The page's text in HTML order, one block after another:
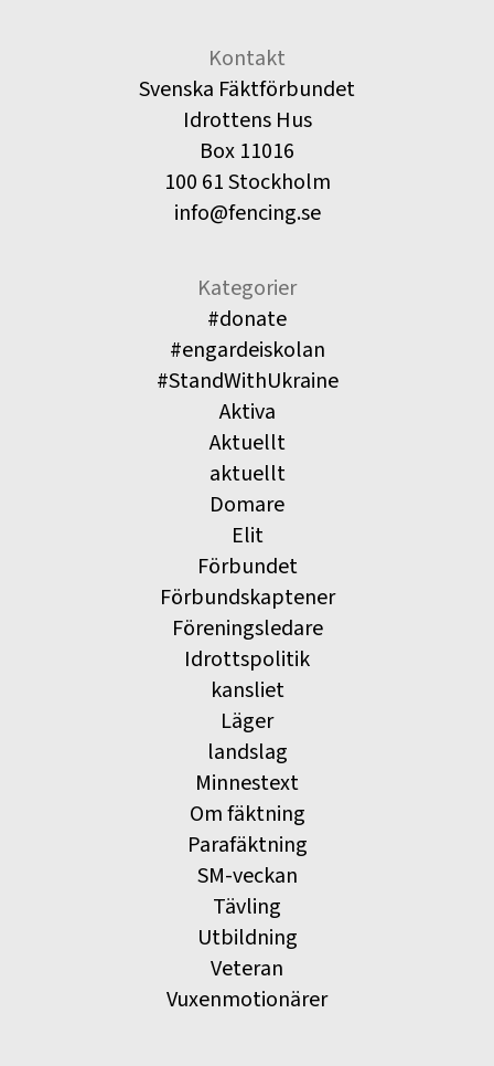
Kontakt
Svenska Fäktförbundet
Idrottens Hus
Box 11016
100 61 Stockholm
info@fencing.se
Kategorier
#donate
#engardeiskolan
#StandWithUkraine
Aktiva
Aktuellt
aktuellt
Domare
Elit
Förbundet
Förbundskaptener
Föreningsledare
Idrottspolitik
kansliet
Läger
landslag
Minnestext
Om fäktning
Parafäktning
SM-veckan
Tävling
Utbildning
Veteran
Vuxenmotionärer